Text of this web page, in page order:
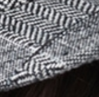
でかたち
企業として土木・建